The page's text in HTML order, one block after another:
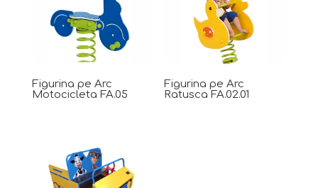
Figurina pe Arc
Motocicleta FA.05
Figurina pe Arc
Ratusca FA.02.01